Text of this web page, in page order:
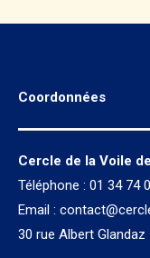
Coordonnées
Cercle de la Voile
Téléphone : 01 34 74
Email :
30 rue Albert